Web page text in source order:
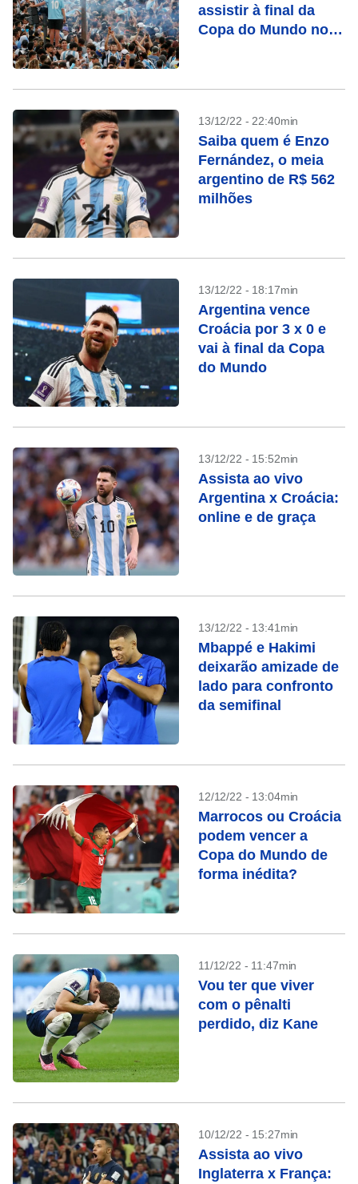
assistir à final da
Copa do Mundo no
13/12/22 - 22:40min
Saiba quem é Enzo
Fernández, o meia
argentino de R$ 562
milhões
13/12/22 - 18:17min
Argentina vence
Croácia por 3 x 0 e
vai à final da Copa
do Mundo
13/12/22 - 15:52min
Assista ao vivo
Argentina x Croácia:
online e de graça
13/12/22 - 13:41min
Mbappé e Hakimi
deixarão amizade de
lado para confronto
da semifinal
12/12/22 - 13:04min
Marrocos ou Croácia
podem vencer a
Copa do Mundo de
forma inédita?
11/12/22 - 11:47min
Vou ter que viver
com o pênalti
perdido, diz Kane
10/12/22 - 15:27min
Assista ao vivo
Inglaterra x França: